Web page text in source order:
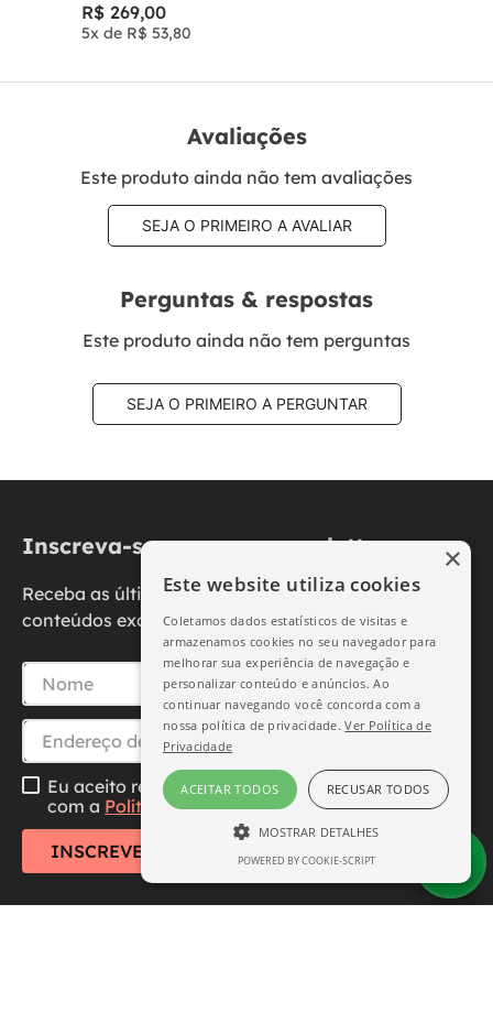
R$ 269,00
5x de R$ 53,80
Avaliações
Este produto ainda não tem avaliações
SEJA O PRIMEIRO A AVALIAR
Perguntas & respostas
Este produto ainda não tem perguntas
SEJA O PRIMEIRO A PERGUNTAR
Inscreva-se na nossa newsletter
Receba as últimas novidades, promoções e
conteúdos exclusivos diretamente no seu e-mail.
Eu aceito receber essa newsletter, li e concordo
com a Política de Privacidade
INSCREVER-SE
Este website utiliza cookies
Coletamos dados estatísticos de visitas e
armazenamos cookies no seu navegador para
melhorar sua experiência de navegação e
personalizar conteúdo e anúncios. Ao
continuar navegando você concorda com a
nossa política de privacidade.Ver Política de
Privacidade
ACEITAR TODOS RECUSAR TODOS
MOSTRAR DETALHES
ESTRITAMENTE NECESSÁRIO
POWERED BY COOKIE-SCRIPT
×